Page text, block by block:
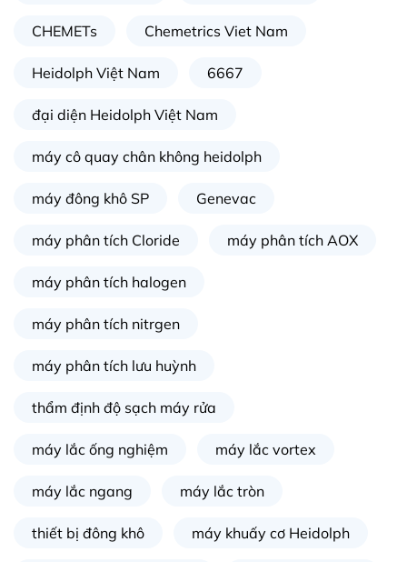
CHEMETs Chemetrics Viet Nam
Heidolph Việt Nam 6667
đại diện Heidolph Việt Nam
máy cô quay chân không heidolph
máy đông khô SP Genevac
máy phân tích Cloride máy phân tích AOX
máy phân tích halogen
máy phân tích nitrgen
máy phân tích lưu huỳnh
thẩm định độ sạch máy rửa
máy lắc ống nghiệm máy lắc vortex
máy lắc ngang máy lắc tròn
thiết bị đông khô máy khuấy cơ Heidolph